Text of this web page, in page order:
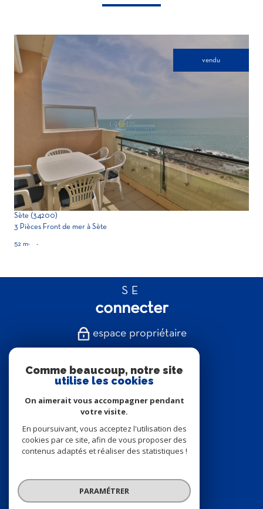
vendu
voir le bien
Sète (34200)
3 Pièces Front de mer à Sète
52 m² -
SE
connecter
espace propriétaire
suivre
NOUS
adhérons
Comme beaucoup, notre site
utilise les cookies
On aimerait vous accompagner pendant
votre visite.
En poursuivant, vous acceptez l'utilisation des
cookies par ce site, afin de vous proposer des
contenus adaptés et réaliser des statistiques !
PARAMÉTRER